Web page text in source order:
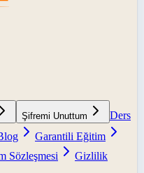
Şifremi Unuttum
Ders
Garantili Eğitim
Sözleşmesi
Gizlilik